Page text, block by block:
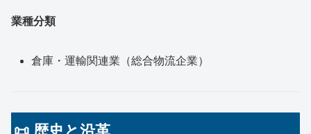
業種分類
倉庫・運輸関連業（総合物流企業）